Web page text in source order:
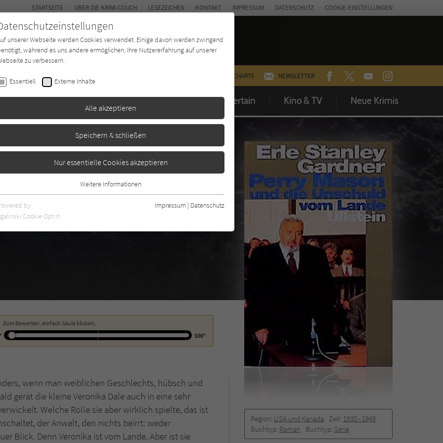
CHARTS NEWSLETTER FACEBOOKTWITTERYOUTUBEINSTAGRAM
Buchtyp Autor*in Magazin Entertain Kino & TV Neue Krimis
STARTSEITE ÜBER DIE KRIMI-COUCH LESEZEICHEN KONTAKT IMPRESSUM DATENSCHUTZ COOKIE-EINSTELLUNGEN
Unschuld vom
0
Region: USA und Kanada Zeit: 1930 -­ 1949
Buchtyp: Roman Buchtyp: Serie
Zum Bewerten, einfach Säule klicken.
100°
wenn man weiblichen Geschlechts, hübsch und
gerät die kleine Veronika Dale auch in eine sehr
Welche Rolle sie aber wirklich spielte, das ist
der Anwalt, den nichts beirrt: weder
Blick. Denn Veronika ist vom Lande. Aber ist sie
unserer Webseite werden Cookies verwendet. Einige davon werden zwingend
während es uns andere ermöglichen, Ihre Nutzererfahrung auf unserer
zu verbessern.
Essentiell Externe Inhalte
Alle akzeptieren
Speichern & schließen
Nur essentielle Cookies akzeptieren
Essentielle Cookies werden für grundlegende Funktionen der Webseite
benötigt. Dadurch ist gewährleistet, dass die Webseite einwandfrei
funktioniert.
Zweck
Verwendung von Cookies auf dieser Website zu
speichern.
Anbieter Literatur-Couch Medien GmbH & Co. KG
Laufzeit 1 Jahr
Zweck Cookie für die Bewertung einzelner Buchtitel
hl=de).
Weitere Informationen
by
Cookie Opt In
Impressum | Datenschutz